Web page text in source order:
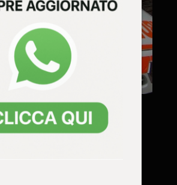
VICENZA E PROVINCIA
trovata morta
patate nell’orto di
possibile malore